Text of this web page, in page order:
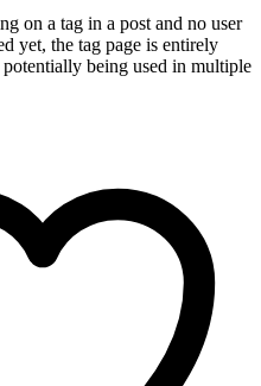
on a tag in a post and no user
yet, the tag page is entirely
potentially being used in multiple